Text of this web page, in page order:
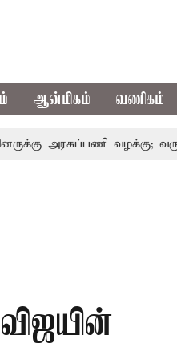
ஆன்மிகம் வணிகம்
அரசுப்பணி வழக்கு; வரும்